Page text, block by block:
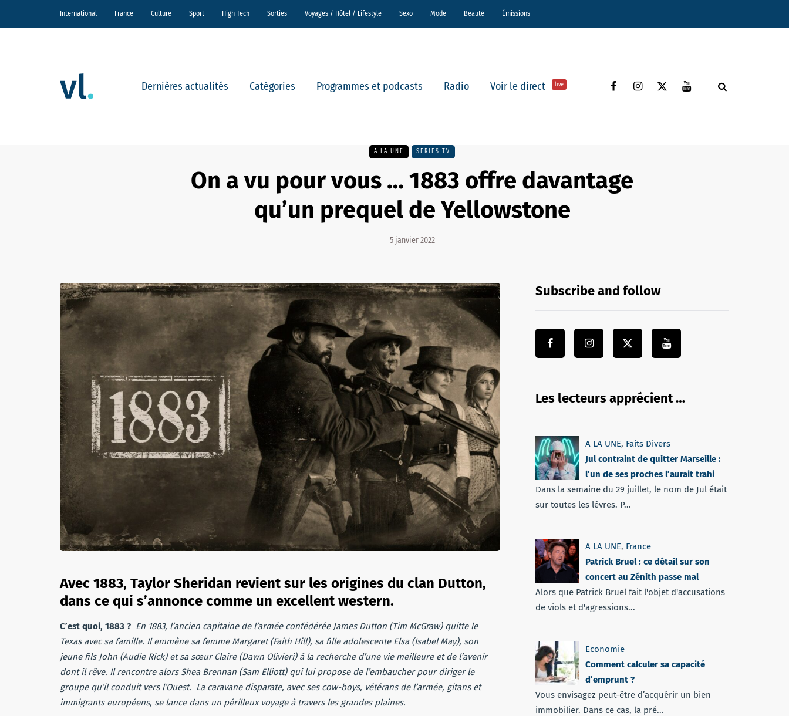
International France Culture Sport High Tech Sorties Voyages / Hôtel / Lifestyle Sexo Mode Beauté Émissions
Dernières actualités Catégories Programmes et podcasts Radio Voir le direct live
A LA UNE SÉRIES TV
On a vu pour vous … 1883 offre davantage
qu’un prequel de Yellowstone
5 janvier 2022
Avec 1883, Taylor Sheridan revient sur les origines du clan Dutton,
dans ce qui s’annonce comme un excellent western.
C’est quoi, 1883 ? En 1883, l’ancien capitaine de l’armée confédérée James Dutton (Tim McGraw) quitte le
Texas avec sa famille. Il emmène sa femme Margaret (Faith Hill), sa fille adolescente Elsa (Isabel May), son
jeune fils John (Audie Rick) et sa sœur Claire (Dawn Olivieri) à la recherche d’une vie meilleure et de l’avenir
dont il rêve. Il rencontre alors Shea Brennan (Sam Elliott) qui lui propose de l’embaucher pour diriger le
groupe qu’il conduit vers l’Ouest. La caravane disparate, avec ses cow-boys, vétérans de l’armée, gitans et
immigrants européens, se lance dans un périlleux voyage à travers les grandes plaines.
Subscribe and follow
Les lecteurs apprécient …
A LA UNE, Faits Divers
Jul contraint de quitter Marseille :
l’un de ses proches l’aurait trahi
Dans la semaine du 29 juillet, le nom de Jul était
sur toutes les lèvres. P...
A LA UNE, France
Patrick Bruel : ce détail sur son
concert au Zénith passe mal
Alors que Patrick Bruel fait l'objet d'accusations
de viols et d'agressions...
Economie
Comment calculer sa capacité
d’emprunt ?
Vous envisagez peut-être d’acquérir un bien
immobilier. Dans ce cas, la pré...